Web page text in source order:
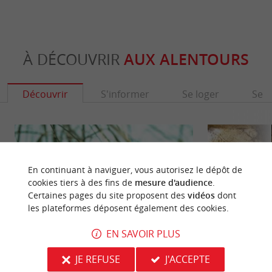
À DÉCOUVRIR AUX ALENTOURS
Découvrir S'informer Se loger Se
Les Lacs du Moulin Blanc Grotte de Pair
En continuant à naviguer, vous autorisez le dépôt de
cookies tiers à des fins de mesure d'audience.
Certaines pages du site proposent des vidéosdont
les plateformes déposent également des cookies.
EN SAVOIR PLUS
JE REFUSE
J'ACCEPTE